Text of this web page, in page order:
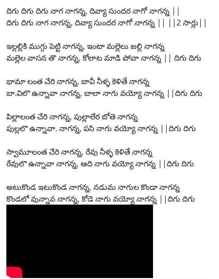
దిగు దిగు దిగు నాగ నాగన్న, దివ్యా సుందర నాగో నాగన్న ||
దిగు దిగు నాగ నాగన్న, దివ్యా సుందర నాగో నాగన్న || ||2 సార్లు||
ఇల్లల్లికి ముగ్గు పెట్టి నాగన్న, ఇంటా మల్లెలు జల్లి నాగన్న
మల్లెల వాసన తొ నాగన్న, కోలాట మాడి పోవా నాగన్న || దిగు దిగు
భామా లంత చేరి నాగన్న, బావీ నీళ్ళ కెళితే నాగన్న
బా.విలొ ఉన్నావా నాగన్న, బాలా నాగు వయ్యో నాగన్న ||దిగు దిగు
పిల్లాలంత చేరి నాగన్న, పుల్లాలేర బోతె నాగన్న
పుల్లలొ ఉన్నావా. నాగన్న, పసి నాగు వయ్యో నాగన్న ||దిగు దిగు
స్వామూలంత చేరి నాగన్న, రేవు నీళ్ళ కెళితే నాగన్న
రేవులొ ఉన్నావా నాగన్న, ఆది నాగు వయ్యో నాగన్న ||దిగు దిగు
అటుకొండ ఇటుకొండ నాగన్న, నడుమ నాగుల కొండా నాగన్న
కొండలో వున్నావ నాగన్న, కోడె నాగు వయ్యో నాగన్న ||దిగు దిగు